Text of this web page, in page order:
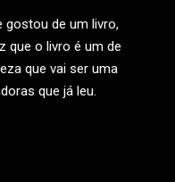
gostou de um livro,
que o livro é um de
que vai ser uma
que já leu.